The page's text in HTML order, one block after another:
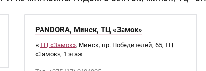
PANDORA, Минск, ТЦ «Замок»
в ТЦ «Замок», Минск, пр. Победителей, 65, ТЦ
«Замок», 1 этаж